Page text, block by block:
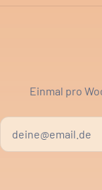
Einmal pro